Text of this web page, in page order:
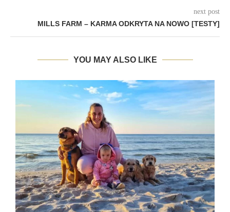
next post
MILLS FARM – KARMA ODKRYTA NA NOWO [TESTY]
YOU MAY ALSO LIKE